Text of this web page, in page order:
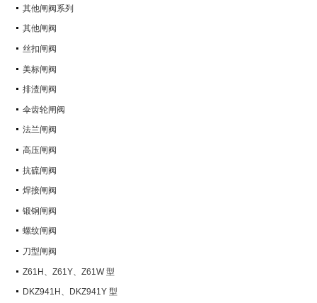
其他闸阀系列
其他闸阀
丝扣闸阀
美标闸阀
排渣闸阀
伞齿轮闸阀
法兰闸阀
高压闸阀
抗硫闸阀
焊接闸阀
锻钢闸阀
螺纹闸阀
刀型闸阀
Z61H、Z61Y、Z61W 型
PN100~PN160 承插焊楔式闸阀
DKZ941H、DKZ941Y 型